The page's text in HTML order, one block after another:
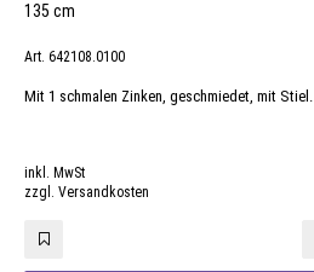
135 cm
Art. 642108.0100
Mit 1 schmalen Zinken, geschmiedet, mit Stiel.
inkl. MwSt
zzgl. Versandkosten